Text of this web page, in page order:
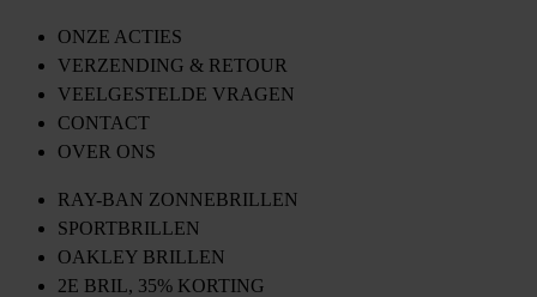
ONZE ACTIES
VERZENDING & RETOUR
VEELGESTELDE VRAGEN
CONTACT
OVER ONS
RAY-BAN ZONNEBRILLEN
SPORTBRILLEN
OAKLEY BRILLEN
2E BRIL, 35% KORTING